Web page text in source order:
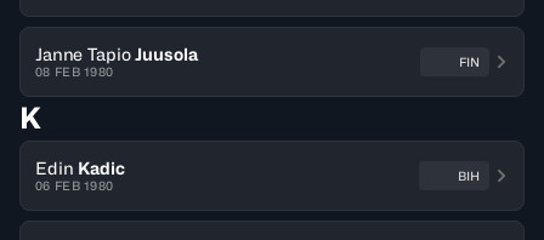
Janne Tapio Juusola
08 FEB 1980
FIN
K
Edin Kadic
06 FEB 1980
BIH